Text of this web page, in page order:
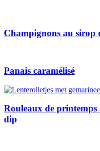
Champignons au sirop
Panais caramélisé
Rouleaux de printemps
dip